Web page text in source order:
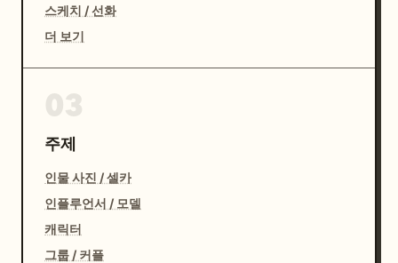
스케치 / 선화
더 보기
주제
인물 사진 / 셀카
인플루언서 / 모델
캐릭터
그룹 / 커플